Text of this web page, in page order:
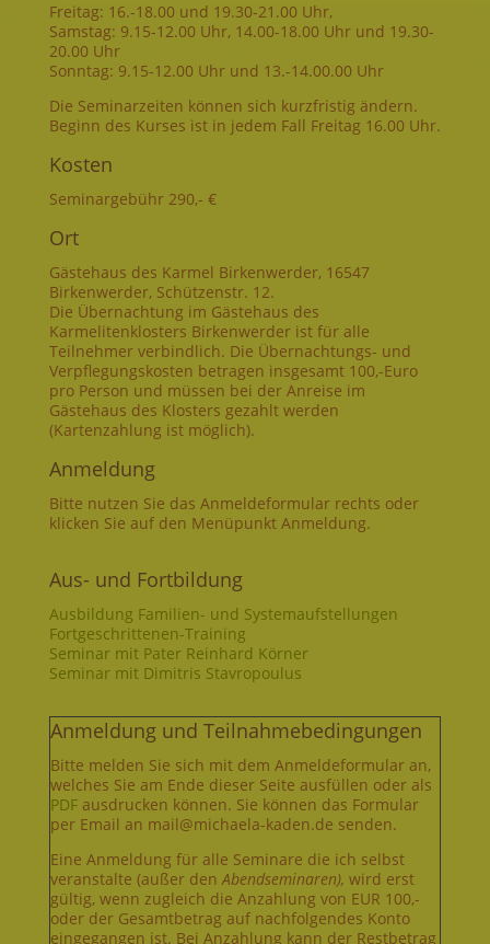
Freitag: 16.-18.00 und 19.30-21.00 Uhr,
Samstag: 9.15-12.00 Uhr, 14.00-18.00 Uhr und 19.30-
20.00 Uhr
Sonntag: 9.15-12.00 Uhr und 13.-14.00.00 Uhr
Die Seminarzeiten können sich kurzfristig ändern.
Beginn des Kurses ist in jedem Fall Freitag 16.00 Uhr.
Kosten
Seminargebühr 290,- €
Ort
Gästehaus des Karmel Birkenwerder, 16547
Birkenwerder, Schützenstr. 12.
Die Übernachtung im Gästehaus des
Karmelitenklosters Birkenwerder ist für alle
Teilnehmer verbindlich. Die Übernachtungs- und
Verpflegungskosten betragen insgesamt 100,-Euro
pro Person und müssen bei der Anreise im
Gästehaus des Klosters gezahlt werden
(Kartenzahlung ist möglich).
Anmeldung
Bitte nutzen Sie das Anmeldeformular rechts oder
klicken Sie auf den Menüpunkt Anmeldung.
Aus- und Fortbildung
Ausbildung Familien- und Systemaufstellungen
Fortgeschrittenen-Training
Seminar mit Pater Reinhard Körner
Seminar mit Dimitris Stavropoulus
Anmeldung und Teilnahmebedingungen
Bitte melden Sie sich mit dem Anmeldeformular an,
welches Sie am Ende dieser Seite ausfüllen oder als
PDFausdrucken können. Sie können das Formular
per Email an mail@michaela-kaden.de senden.
Eine Anmeldung für alle Seminare die ich selbst
veranstalte (außer denAbendseminaren), wird erst
gültig, wenn zugleich die Anzahlung von EUR 100,-
oder der Gesamtbetrag auf nachfolgendes Konto
eingegangen ist. Bei Anzahlung kann der Restbetrag